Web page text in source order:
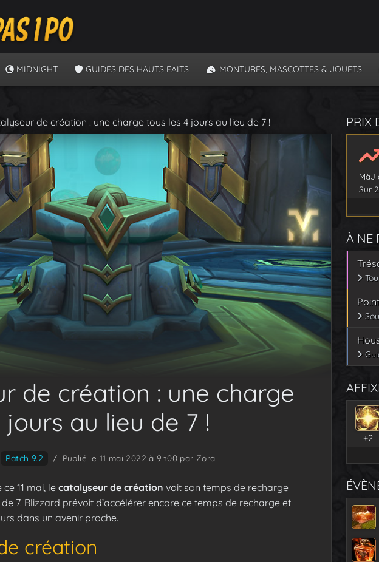
MIDNIGHT GUIDES DES HAUTS FAITS MONTURES, MASCOTTES & JOUETS
de création : une charge tous les 4 jours au lieu de 7 !
de création : une charge
au lieu de 7 !
Patch 9.2 / Publié le 11 mai 2022 à 9h00par Zora
11 mai, le catalyseur de création voit son temps de recharge
7. Blizzard prévoit d’accélérer encore ce temps de recharge et
dans un avenir proche.
création
PRIX
MàJ
Sur
À NE
+2